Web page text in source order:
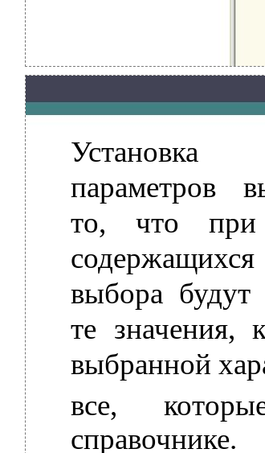
Установка
параметров
то, что при
выбора будут
те значения,
выбранной
все,
справочнике.